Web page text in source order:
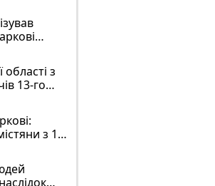
області з
13-го
з 1